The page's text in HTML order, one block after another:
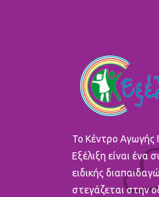
To Κέντρο Αγωγής
Εξέλιξη είναι ένα
ειδικής
στεγάζεται στην